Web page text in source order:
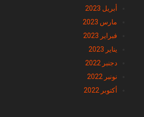
أبريل 2023
مارس 2023
فبراير 2023
يناير 2023
دجنبر 2022
نونبر 2022
أكتوبر 2022